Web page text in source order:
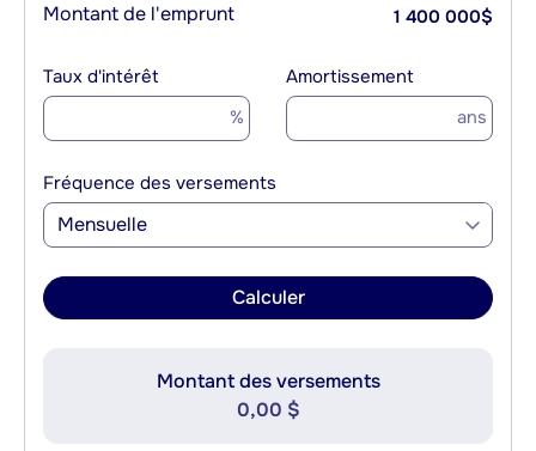
Montant de l'emprunt 1 400 000$
Taux d'intérêt
%
Amortissement
ans
Fréquence des versements
Mensuelle
Calculer
Montant des versements
0,00 $